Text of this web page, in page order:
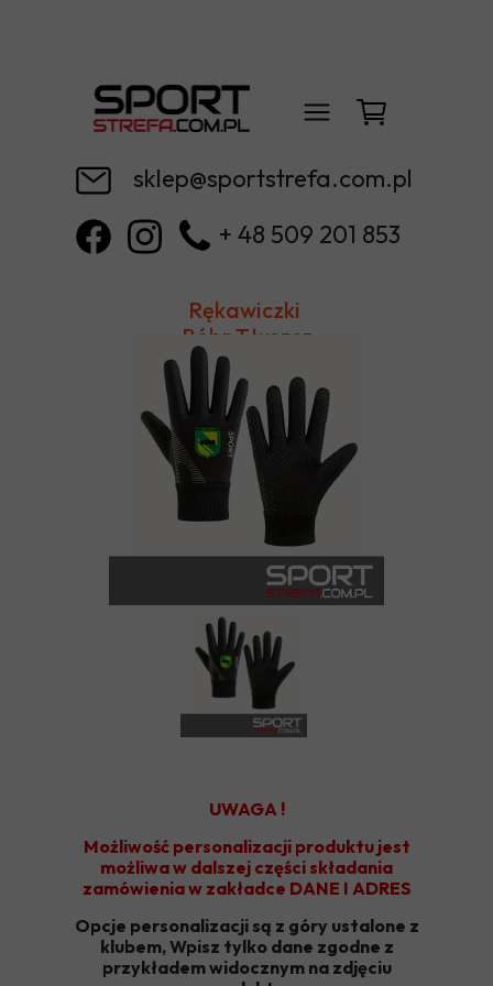
sklep@sportstrefa.com.pl
+ 48 509 201 853
UWAGA !
Możliwość personalizacji produktu jest
możliwa w dalszej części składania
zamówienia w zakładce DANE I ADRES
Opcje personalizacji są z góry ustalone z
klubem, Wpisz tylko dane zgodne z
przykładem widocznym na zdjęciu
Rękawiczki
Bóbr Tłuszcz